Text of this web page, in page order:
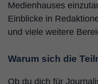
Medienhauses
Einblicke in
und viele weitere
Warum sich die
Ob du dich für